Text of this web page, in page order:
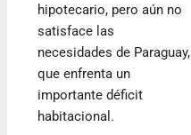
hipotecario, pero aún no
satisface las
necesidades de Paraguay,
que enfrenta un
importante déficit
habitacional.